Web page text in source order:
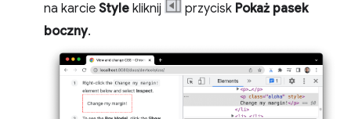
na karcie Style kliknij przycisk Pokaż pasek
boczny.